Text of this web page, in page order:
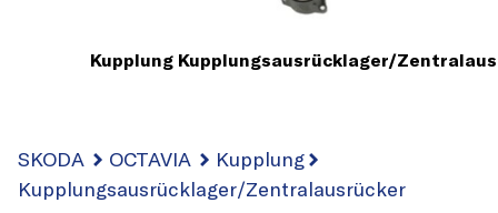
Kupplung Kupplungsausrücklager/
SKODA OCTAVIA
Kupplung
Kupplungsausrücklager/Zentralausrücker